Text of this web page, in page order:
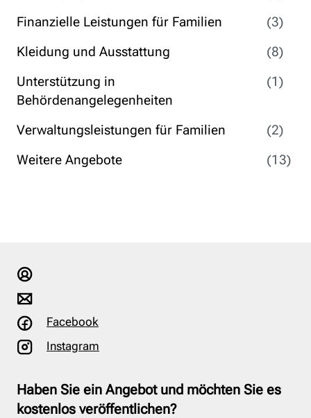
Finanzielle Leistungen für Familien
(3)
Kleidung und Ausstattung
(8)
Unterstützung in
Behördenangelegenheiten
(1)
Verwaltungsleistungen für Familien
(2)
Weitere Angebote
(13)
Facebook
Instagram
Haben Sie ein Angebot und möchten Sie es
kostenlos veröffentlichen?